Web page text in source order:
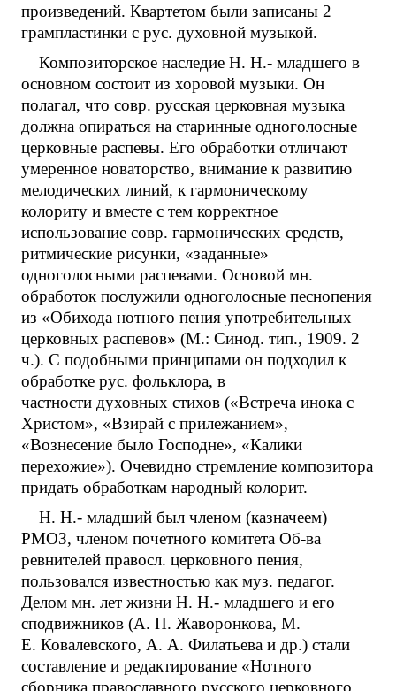
произведений. Квартетом были записаны 2
грампластинки с рус. духовной музыкой.
Композиторское наследие Н. Н.- младшего в
основном состоит из хоровой музыки. Он
полагал, что совр. русская церковная музыка
должна опираться на старинные одноголосные
церковные распевы. Его обработки отличают
умеренное новаторство, внимание к развитию
мелодических линий, к гармоническому
колориту и вместе с тем корректное
использование совр. гармонических средств,
ритмические рисунки, «заданные»
одноголосными распевами. Основой мн.
обработок послужили одноголосные песнопения
из «Обихода нотного пения употребительных
церковных распевов» (М.: Синод. тип., 1909. 2
ч.). С подобными принципами он подходил к
обработке рус. фольклора, в
частности духовных стихов («Встреча инока с
Христом», «Взирай с прилежанием»,
«Вознесение было Господне», «Калики
перехожие»). Очевидно стремление композитора
придать обработкам народный колорит.
Н. Н.- младший был членом (казначеем)
РМОЗ, членом почетного комитета Об-ва
ревнителей правосл. церковного пения,
пользовался известностью как муз. педагог.
Делом мн. лет жизни Н. Н.- младшего и его
сподвижников (А. П. Жаворонкова, М.
Е. Ковалевского, А. А. Филатьева и др.) стали
составление и редактирование «Нотного
сборника православного русского церковного